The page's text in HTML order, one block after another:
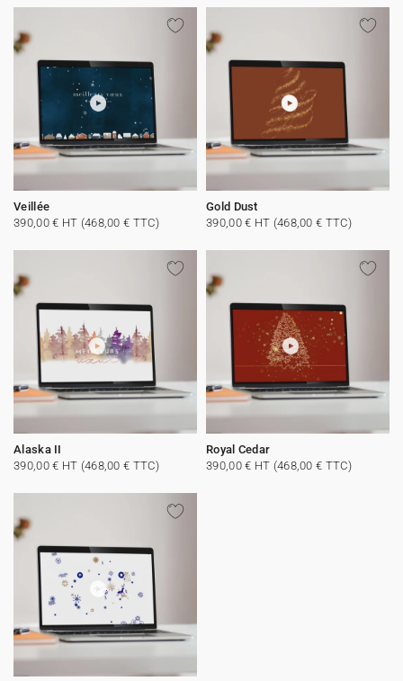
Veillée
390,00 € HT (468,00 € TTC)
Gold Dust
390,00 € HT (468,00 € TTC)
Alaska II
390,00 € HT (468,00 € TTC)
Royal Cedar
390,00 € HT (468,00 € TTC)